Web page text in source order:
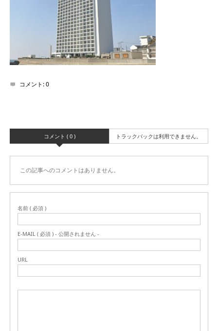
コメント:0
コメント ( 0 ) トラックバックは利用できません。
この記事へのコメントはありません。
名前 ( 必須 )
E-MAIL ( 必須 ) - 公開されません -
URL